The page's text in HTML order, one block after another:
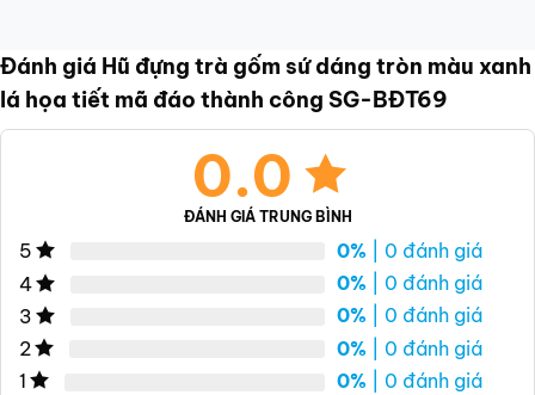
Đánh giá Hũ đựng trà gốm sứ dáng tròn màu xanh
lá họa tiết mã đáo thành công SG-BĐT69
0.0
ĐÁNH GIÁ TRUNG BÌNH
5 0% | 0 đánh giá
4
0% | 0 đánh giá
3
0% | 0 đánh giá
2
0% | 0 đánh giá
1
0% | 0 đánh giá